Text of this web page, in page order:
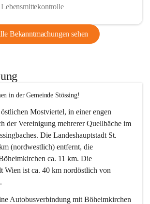
Lebensmittekontrolle
Bekanntmachungen sehen
in der Gemeinde Stössing!
Mostviertel, in einer engen
der Vereinigung mehrerer Quellbäche im
Die Landeshauptstadt St.
(nordwestlich) entfernt, die
ca. 11 km. Die
Wien ist ca. 40 km nordöstlich von
Autobusverbindung mit Böheimkirchen